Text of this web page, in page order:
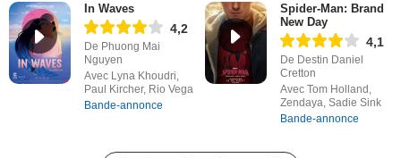
In Waves
4,2
De Phuong Mai
Nguyen
Avec Lyna Khoudri,
Paul Kircher, Rio Vega
Bande-annonce
Spider-Man: Brand
New Day
4,1
De Destin Daniel
Cretton
Avec Tom Holland,
Zendaya, Sadie Sink
Bande-annonce